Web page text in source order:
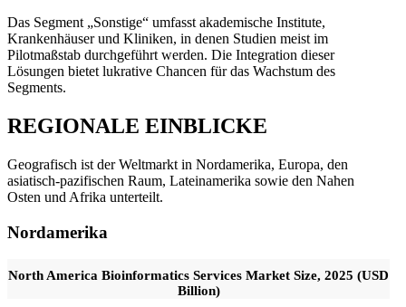
Das Segment „Sonstige“ umfasst akademische Institute,
Krankenhäuser und Kliniken, in denen Studien meist im
Pilotmaßstab durchgeführt werden. Die Integration dieser
Lösungen bietet lukrative Chancen für das Wachstum des
Segments.
REGIONALE EINBLICKE
Geografisch ist der Weltmarkt in Nordamerika, Europa, den
asiatisch-pazifischen Raum, Lateinamerika sowie den Nahen
Osten und Afrika unterteilt.
Nordamerika
North America Bioinformatics Services Market Size, 2025 (USD
Billion)